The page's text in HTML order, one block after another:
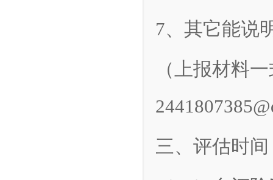
7、其它能说
（上报材料
三、评估时间